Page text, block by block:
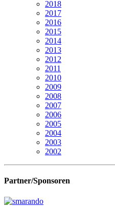
2018
2017
2016
2015
2014
2013
2012
2011
2010
2009
2008
2007
2006
2005
2004
2003
2002
Partner/Sponsoren